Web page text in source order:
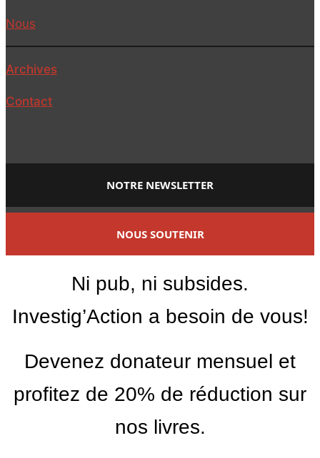
Nous
Archives
Contact
NOTRE NEWSLETTER
NOUS SOUTENIR
Ni pub, ni subsides.
Investig’Action a besoin de vous!
Devenez donateur mensuel et
profitez de 20% de réduction sur
nos livres.